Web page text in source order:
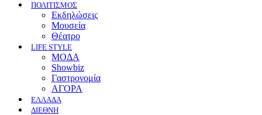
ΠΟΛΙΤΙΣΜΟΣ
Eκδηλώσεις
Mουσεία
Θέατρο
LIFE STYLE
ΜΟΔΑ
Showbiz
Γαστρονομία
ΑΓΟΡΑ
ΕΛΛΆΔΑ
ΔΙΕΘΝΉ